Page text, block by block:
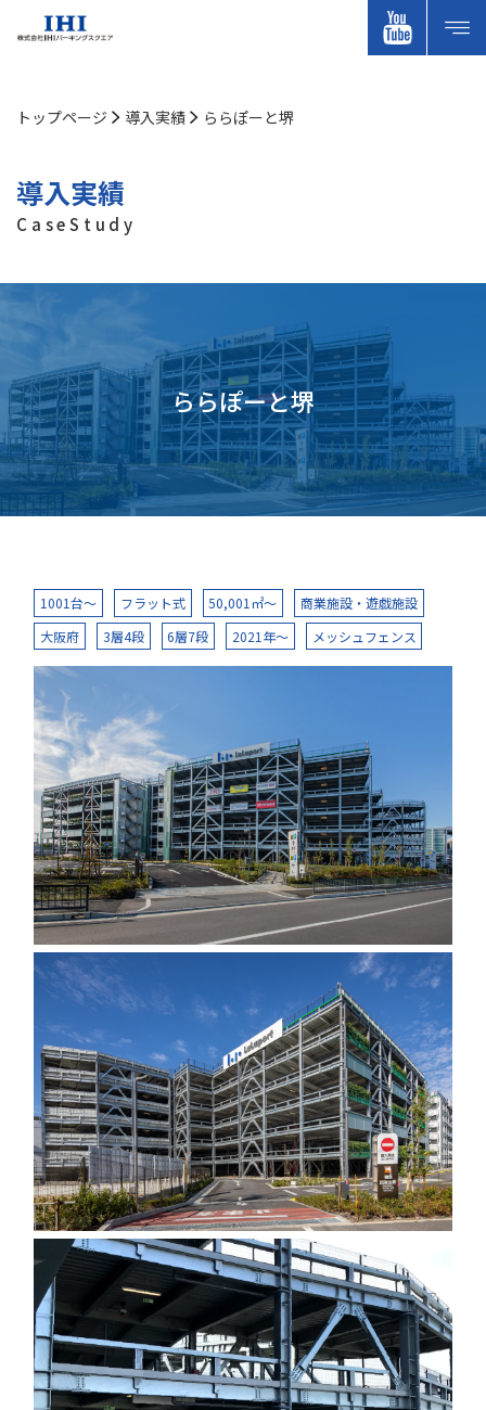
トップページ 導入実績 ららぽーと堺
導入実績
CaseStudy
ららぽーと堺
1001台～ フラット式 50,001㎡～
商業施設・遊戯施設
大阪府
3層4段 6層7段 2021年～ メッシュフェンス